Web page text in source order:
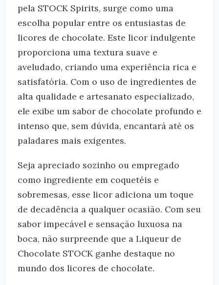
pela STOCK Spirits, surge como uma
escolha popular entre os entusiastas de
licores de chocolate. Este licor indulgente
proporciona uma textura suave e
aveludado, criando uma experiência rica e
satisfatória. Com o uso de ingredientes de
alta qualidade e artesanato especializado,
ele exibe um sabor de chocolate profundo e
intenso que, sem dúvida, encantará até os
paladares mais exigentes.
Seja apreciado sozinho ou empregado
como ingrediente em coquetéis e
sobremesas, esse licor adiciona um toque
de decadência a qualquer ocasião. Com seu
sabor impecável e sensação luxuosa na
boca, não surpreende que a Liqueur de
Chocolate STOCK ganhe destaque no
mundo dos licores de chocolate.